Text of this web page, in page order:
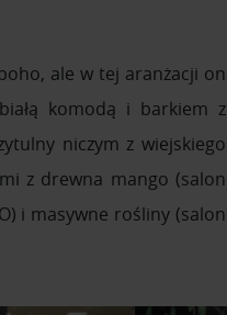
ale w tej aranżacji on
komodą i barkiem z
niczym z wiejskiego
z drewna mango (salon
i masywne rośliny (salon